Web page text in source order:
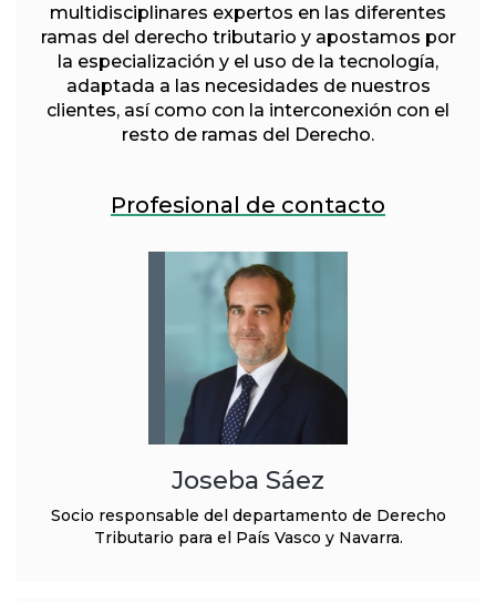
multidisciplinares expertos en las diferentes
ramas del derecho tributario y apostamos por
la especialización y el uso de la tecnología,
adaptada a las necesidades de nuestros
clientes, así como con la interconexión con el
resto de ramas del Derecho.
Profesional de contacto
Joseba Sáez
Socio responsable del departamento de Derecho
Tributario para el País Vasco y Navarra.